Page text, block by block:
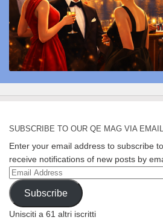
SUBSCRIBE TO OUR QE MAG VIA EMAIL
Enter your email address to subscribe
receive notifications of new posts by
Email
Address
Subscribe
Unisciti a 61 altri iscritti